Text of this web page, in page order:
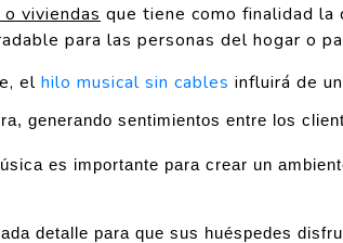
viviendas que tiene como finalidad la
para las personas del hogar o
el hilo musical sin cables influirá de
generando sentimientos entre los
es importante para crear un
detalle para que sus huéspedes